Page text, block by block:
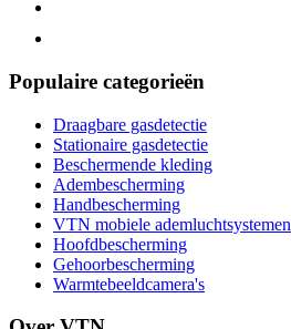
Populaire categorieën
Draagbare gasdetectie
Stationaire gasdetectie
Beschermende kleding
Adembescherming
Handbescherming
VTN mobiele ademluchtsystemen
Hoofdbescherming
Gehoorbescherming
Warmtebeeldcamera's